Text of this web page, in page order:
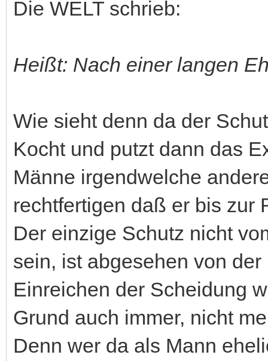
Die WELT schrieb:
Heißt: Nach einer langen
Wie sieht denn da der
Kocht und putzt dann das
Männe irgendwelche
rechtfertigen daß er bis zur
Der einzige Schutz nicht
sein, ist abgesehen von
Einreichen der Scheidung
Grund auch immer, nicht
Denn wer da als Mann